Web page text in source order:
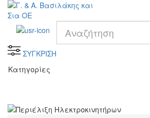
ΣΥΓΚΡΙΣΗ
Κατηγορίες